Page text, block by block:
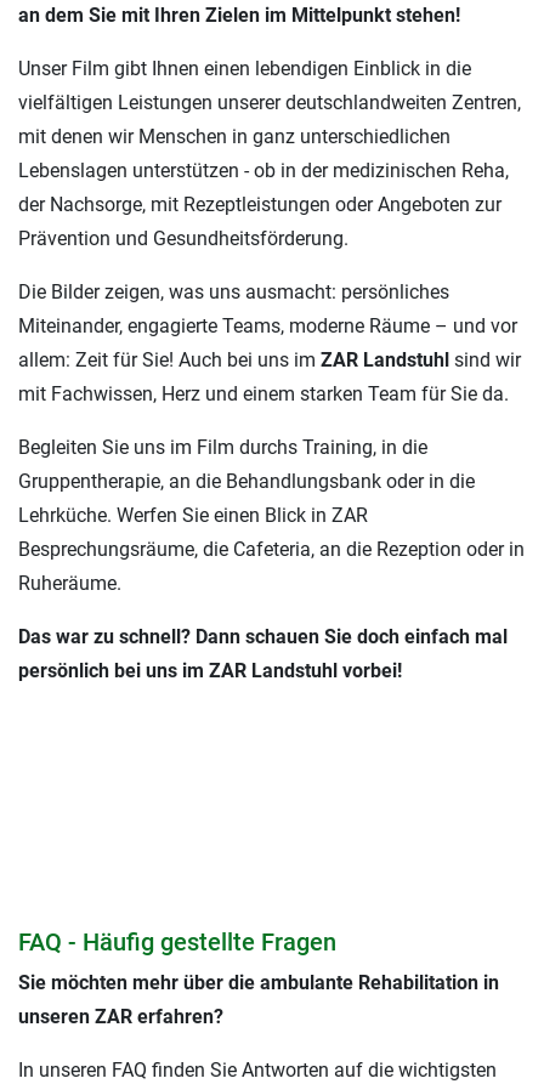
an dem Sie mit Ihren Zielen im Mittelpunkt stehen!
Unser Film gibt Ihnen einen lebendigen Einblick in die
vielfältigen Leistungen unserer deutschlandweiten Zentren,
mit denen wir Menschen in ganz unterschiedlichen
Lebenslagen unterstützen - ob in der medizinischen Reha,
der Nachsorge, mit Rezeptleistungen oder Angeboten zur
Prävention und Gesundheitsförderung.
Die Bilder zeigen, was uns ausmacht: persönliches
Miteinander, engagierte Teams, moderne Räume – und vor
allem: Zeit für Sie! Auch bei uns im ZAR Landstuhl sind wir
mit Fachwissen, Herz und einem starken Team für Sie da.
Begleiten Sie uns im Film durchs Training, in die
Gruppentherapie, an die Behandlungsbank oder in die
Lehrküche. Werfen Sie einen Blick in ZAR
Besprechungsräume, die Cafeteria, an die Rezeption oder in
Ruheräume.
Das war zu schnell? Dann schauen Sie doch einfach mal
persönlich bei uns im ZAR Landstuhl vorbei!
FAQ - Häufig gestellte Fragen
Sie möchten mehr über die ambulante Rehabilitation in
unseren ZAR erfahren?
In unseren FAQ finden Sie Antworten auf die wichtigsten